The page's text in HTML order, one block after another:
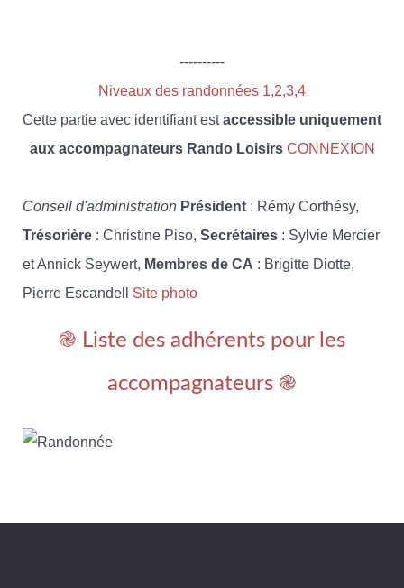
----------
Niveaux des randonnées 1,2,3,4
Cette partie avec identifiant estaccessible uniquement
aux accompagnateurs Rando Loisirs CONNEXION
Conseil d'administration Président : Rémy Corthésy,
Trésorière : Christine Piso, Secrétaires : Sylvie Mercier
et Annick Seywert, Membres de CA : Brigitte Diotte,
Pierre Escandell Site photo
֎ Liste des adhérents pour les
accompagnateurs ֎